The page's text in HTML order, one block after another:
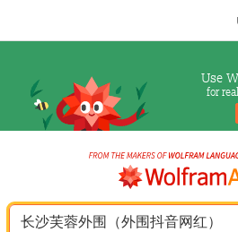
Use
for
长沙芙蓉外围（外围抖音网红）